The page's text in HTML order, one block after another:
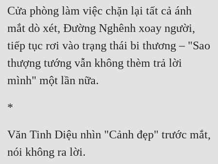
Cửa phòng làm việc chặn lại tất cả ánh
mắt dò xét, Đường Nghênh xoay người,
tiếp tục rơi vào trạng thái bi thương – "Sao
thượng tướng vẫn không thèm trả lời
Văn Tinh Diệu nhìn "Cảnh đẹp" trước mắt,